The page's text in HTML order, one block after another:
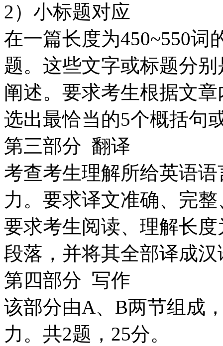
2）小标题对应
在一篇长度为450~550词
题。这些文字或标题分
阐述。要求考生根据文
选出最恰当的5个概括句
第三部分 翻译
考查考生理解所给英语
力。要求译文准确、完
要求考生阅读、理解长
段落，并将其全部译成
第四部分 写作
该部分由A、B两节组成
力。共2题，25分。